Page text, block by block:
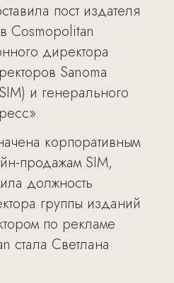
пост издателя
Cosmopolitan
директора
Sanoma
и генерального
корпоративным
продажам SIM,
должность
группы изданий
по рекламе
стала Светлана